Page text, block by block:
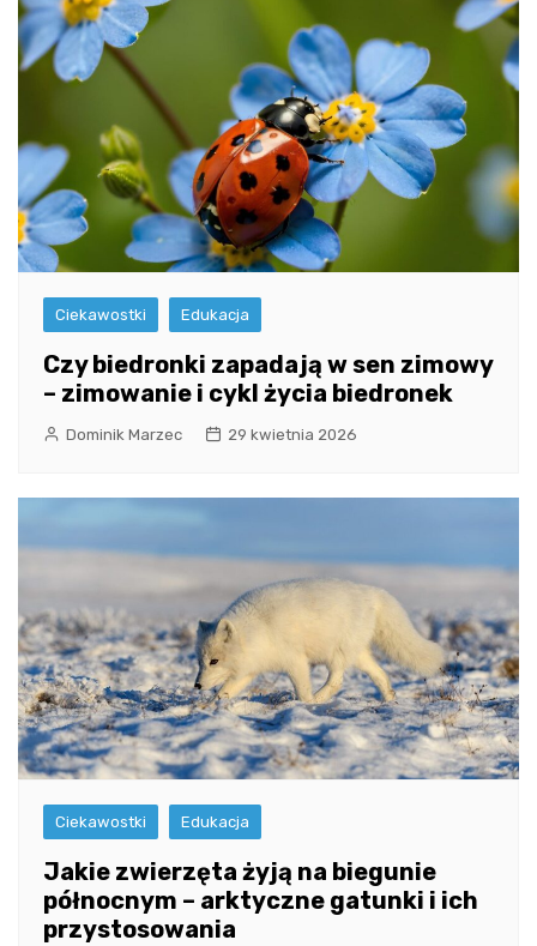
Ciekawostki Edukacja
Czy biedronki zapadają w sen zimowy
– zimowanie i cykl życia biedronek
Dominik Marzec 29 kwietnia 2026
Ciekawostki Edukacja
Jakie zwierzęta żyją na biegunie
północnym – arktyczne gatunki i ich
przystosowania